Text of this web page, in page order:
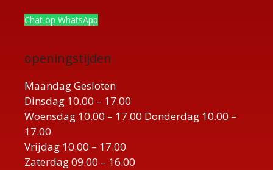
Chat op WhatsApp
openingstijden
Maandag Gesloten
Dinsdag 10.00 – 17.00
Woensdag 10.00 – 17.00 Donderdag 10.00 –
17.00
Vrijdag 10.00 – 17.00
Zaterdag 09.00 – 16.00